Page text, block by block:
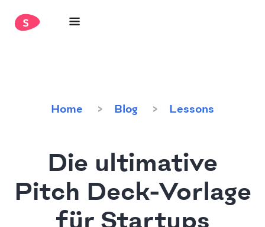
Home Blog Lessons
Die ultimative
Pitch Deck-Vorlage
für Startups